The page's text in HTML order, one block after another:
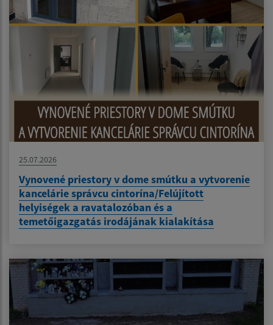
25.07.2026
Vynovené priestory v dome smútku a vytvorenie
kancelárie správcu cintorína/Felújított
helyiségek a ravatalozóban és a
temetőigazgatás irodájának kialakítása